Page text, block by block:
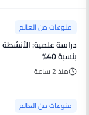
منوعات من العالم
دراسة علمية: الأنشطة
بنسبة 40%
منذ 2 ساعة
منوعات من العالم